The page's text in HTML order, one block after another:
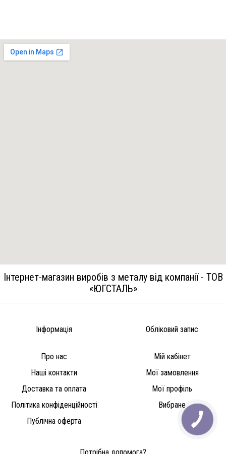
Інтернет-магазин виробів з металу від компанії - ТОВ
«ЮГСТАЛЬ»
Інформація
Про нас
Наші контакти
Доставка та оплата
Політика конфіденційності
Публічна оферта
Обліковий запис
Мій кабінет
Мої замовлення
Мої профіль
Вибране